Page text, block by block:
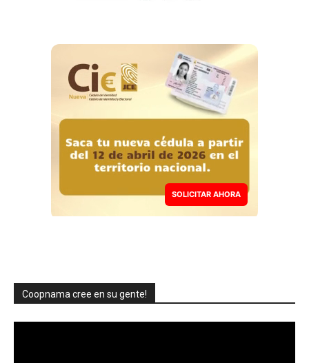
SOLICITAR AHORA
Coopnama cree en su gente!